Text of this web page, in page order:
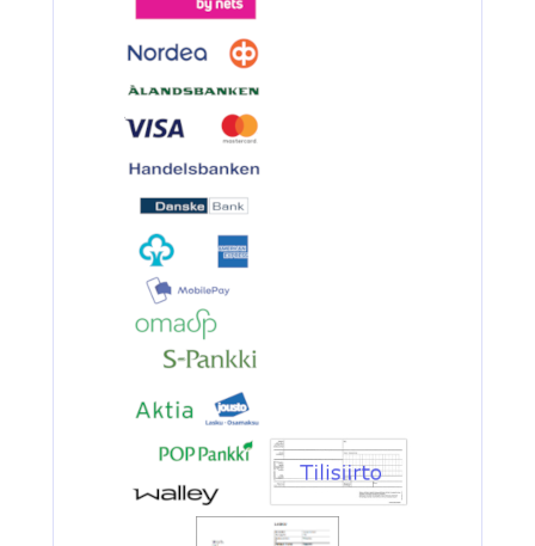
BKK 6062-1X Black Ni...
Ruostumaton suora runkolanka
pehm. hehkutettu 0.8mm 35cm/30
4.90€
Ruostumaton suora ru...